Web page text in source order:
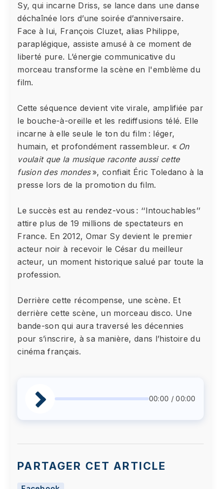
Sy, qui incarne Driss, se lance dans une danse
déchaînée lors d’une soirée d’anniversaire.
Face à lui, François Cluzet, alias Philippe,
paraplégique, assiste amusé à ce moment de
liberté pure. L’énergie communicative du
morceau transforme la scène en l'emblème du
film.
Cette séquence devient vite virale, amplifiée par
le bouche-à-oreille et les rediffusions télé. Elle
incarne à elle seule le ton du film : léger,
humain, et profondément rassembleur. « On
voulait que la musique raconte aussi cette
fusion des mondes», confiait Éric Toledano à la
presse lors de la promotion du film.
Le succès est au rendez-vous : ‘‘Intouchables’’
attire plus de 19 millions de spectateurs en
France. En 2012, Omar Sy devient le premier
acteur noir à recevoir le César du meilleur
acteur, un moment historique salué par toute la
profession.
Derrière cette récompense, une scène. Et
derrière cette scène, un morceau disco. Une
bande-son qui aura traversé les décennies
pour s’inscrire, à sa manière, dans l’histoire du
cinéma français.
00:00 / 00:00
PARTAGER CET ARTICLE